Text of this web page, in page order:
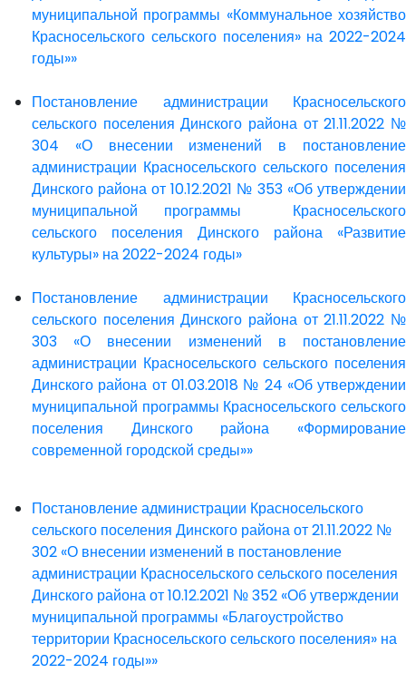
муниципальной программы «Коммунальное хозяйство
Красносельского сельского поселения» на 2022-2024
годы»»
Постановление администрации Красносельского
сельского поселения Динского района от 21.11.2022 №
304 «О внесении изменений в постановление
администрации Красносельского сельского поселения
Динского района от 10.12.2021 № 353 «Об утверждении
муниципальной программы Красносельского
сельского поселения Динского района «Развитие
культуры» на 2022-2024 годы»
Постановление администрации Красносельского
сельского поселения Динского района от 21.11.2022 №
303 «О внесении изменений в постановление
администрации Красносельского сельского поселения
Динского района от 01.03.2018 № 24 «Об утверждении
муниципальной программы Красносельского сельского
поселения Динского района «Формирование
современной городской среды»»
Постановление администрации Красносельского
сельского поселения Динского района от 21.11.2022 №
302 «О внесении изменений в постановление
администрации Красносельского сельского поселения
Динского района от 10.12.2021 № 352 «Об утверждении
муниципальной программы «Благоустройство
территории Красносельского сельского поселения» на
2022-2024 годы»»